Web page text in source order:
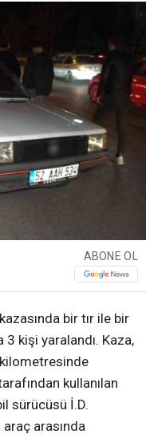
ABONE OL
bir tır ile bir
kişi yaralandı. Kaza,
kilometresinde
kullanılan
sürücüsü İ.D.
arasında